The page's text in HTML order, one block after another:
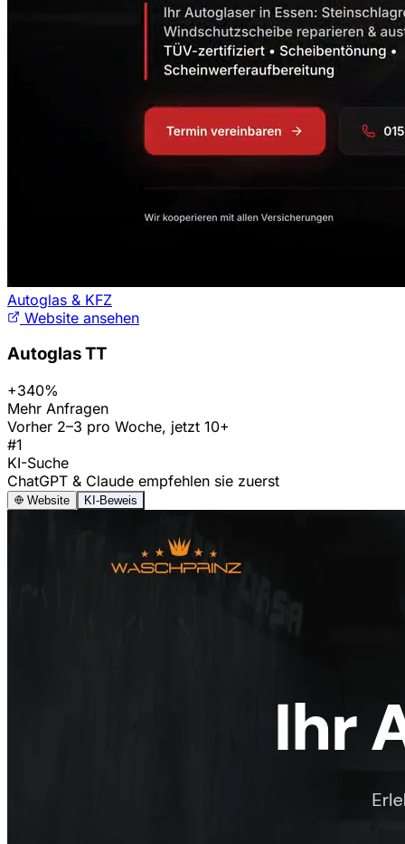
Autoglas & KFZ
Website ansehen
Autoglas TT
+340%
Mehr Anfragen
Vorher 2–3 pro Woche, jetzt 10+
#1
KI-Suche
ChatGPT & Claude empfehlen sie zuerst
Website KI-Beweis